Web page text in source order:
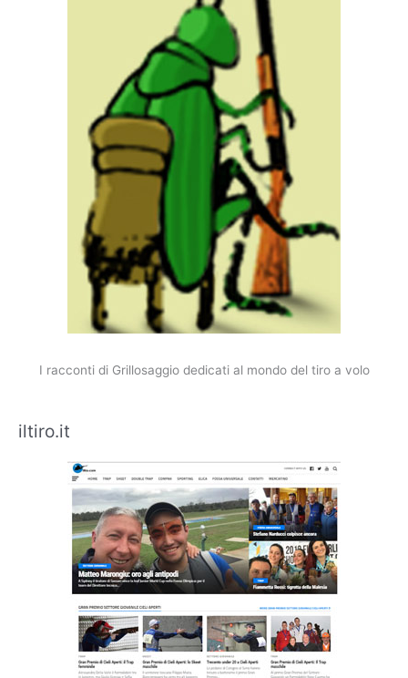
I racconti di Grillosaggio dedicati al mondo del tiro a volo
iltiro.it